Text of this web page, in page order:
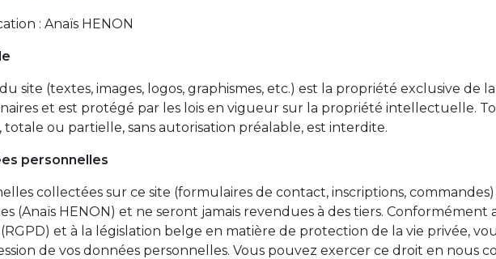
: Anaïs HENON
site (textes, images, logos, graphismes, etc.) est la propriété exclusive de
et est protégé par les lois en vigueur sur la propriété intellectuelle.
ou partielle, sans autorisation préalable, est interdite.
personnelles
collectées sur ce site (formulaires de contact, inscriptions,
(Anaïs HENON) et ne seront jamais revendues à des tiers.
et à la législation belge en matière de protection de la vie privée,
de vos données personnelles. Vous pouvez exercer ce droit en nous